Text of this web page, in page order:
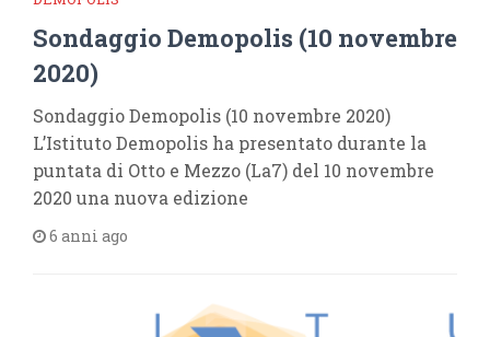
Sondaggio Demopolis (10 novembre
2020)
Sondaggio Demopolis (10 novembre 2020)
L’Istituto Demopolis ha presentato durante la
puntata di Otto e Mezzo (La7) del 10 novembre
2020 una nuova edizione
6 anni ago